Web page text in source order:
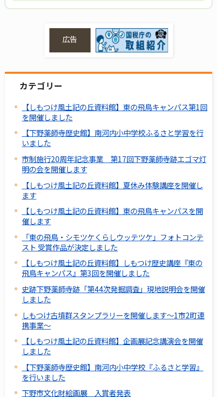
広告
カテゴリー
【しもつけ風土記の丘資料館】東の飛鳥キャンパス第1回
を開催しました
【下野薬師寺歴史館】南河内小中学校ふるさと学習を行
いました
市制施行20周年記念事業 第17回下野薬師寺跡エゴマ灯
明の会を開催します
【しもつけ風土記の丘資料館】夏休み体験講座を開催し
ます
【しもつけ風土記の丘資料館】東の飛鳥キャンパスを開
催します
「東の飛鳥・シモツケくらしウッテツケ」フォトコンテ
スト 受賞作品が決定しました
【しもつけ風土記の丘資料館】しもつけ歴史講座『東の
飛鳥キャンパス』第3回を開催しました
史跡下野薬師寺跡「第44次発掘調査」現地説明会を開催
しました
しもつけ古墳群スタンプラリーを開催します～1市2町連
携事業～
【しもつけ風土記の丘資料館】企画展記念講演会を開催
しました
【下野薬師寺歴史館】南河内小中学校『ふるさと学習』
を行いました
下野市文化財絵画展 入賞者発表